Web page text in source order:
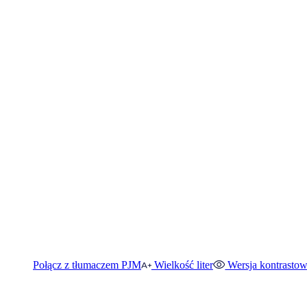
Połącz z tłumaczem PJM Wielkość liter Wersja